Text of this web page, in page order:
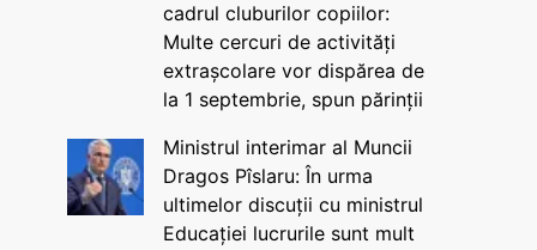
cadrul cluburilor copiilor:
Multe cercuri de activități
extrașcolare vor dispărea de
la 1 septembrie, spun părinții
Ministrul interimar al Muncii
Dragos Pîslaru: În urma
ultimelor discuții cu ministrul
Educației lucrurile sunt mult